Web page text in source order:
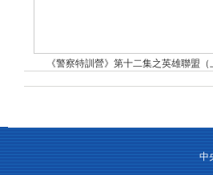
《警察特訓營》第十二集之英雄聯盟（
中